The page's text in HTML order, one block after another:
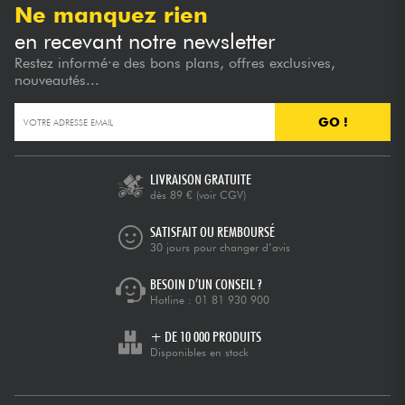
Vents
Violons & Quatuor
Eveil Musical
Voir nos marques
Ne manquez rien
en recevant notre newsletter
Restez informé·e des bons plans, offres exclusives,
nouveautés...
GO !
LIVRAISON GRATUITE
dès 89 € (voir CGV)
SATISFAIT OU REMBOURSÉ
30 jours pour changer d’avis
BESOIN D’UN CONSEIL ?
Hotline : 01 81 930 900
+ DE 10 000 PRODUITS
Disponibles en stock